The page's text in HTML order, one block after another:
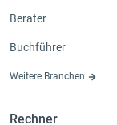
Berater
Buchführer
Weitere Branchen
Rechner